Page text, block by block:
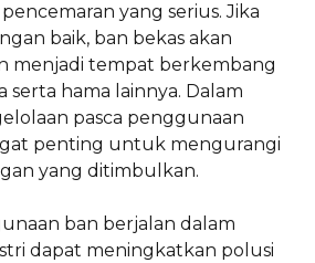
yang serius. Jika
baik, ban bekas akan
menjadi tempat berkembang
serta hama lainnya. Dalam
pasca penggunaan
penting untuk mengurangi
yang ditimbulkan.
ban berjalan dalam
dapat meningkatkan polusi